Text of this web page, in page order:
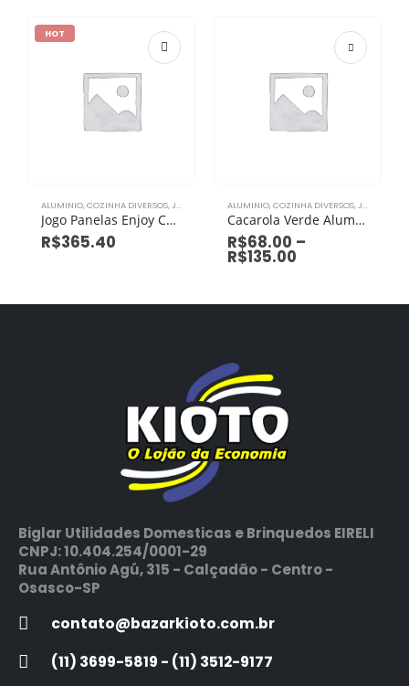
HOT
ALUMINIO,COZINHA DIVERSOS,JOGO DE PANELAS
Jogo Panelas Enjoy Com 10 Peças Com Panela Pressão
R$365.40
ALUMINIO,COZINHA DIVERSOS,JOGO DE PANELAS
Cacarola Verde Aluminio Grosso
R$68.00 –
R$135.00
Biglar Utilidades Domesticas e Brinquedos EIRELI
CNPJ: 10.404.254/0001-29
Rua Antônio Agú, 315 - Calçadão - Centro -
Osasco-SP
contato@bazarkioto.com.br
(11) 3699-5819 - (11) 3512-9177